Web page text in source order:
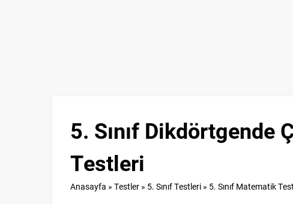
5. Sınıf Dikdörtgende
Testleri
Anasayfa » Testler » 5. Sınıf Testleri » 5. Sınıf Matematik